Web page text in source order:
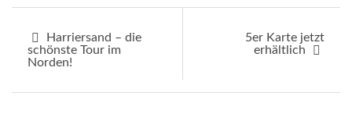
Harriersand – die
schönste Tour im
Norden!
5er Karte jetzt
erhältlich